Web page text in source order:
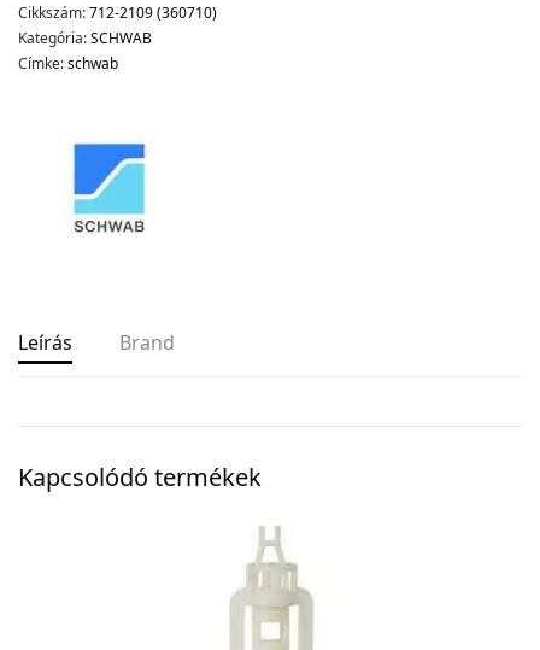
Cikkszám:712-2109 (360710)
Kategória:SCHWAB
Címke:schwab
Leírás Brand
Kapcsolódó termékek